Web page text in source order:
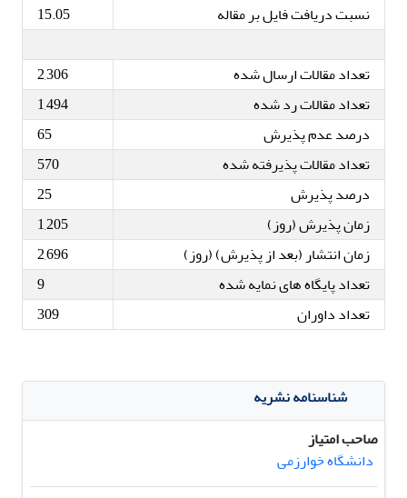
نسبت دریافت فایل بر مقاله
15.05
تعداد مقالات ارسال شده
2,306
تعداد مقالات رد شده
1,494
درصد عدم پذیرش
65
تعداد مقالات پذیرفته شده
570
درصد پذیرش
25
زمان پذیرش (روز)
1,205
زمان انتشار (بعد از پذیرش) (روز)
2,696
تعداد پایگاه های نمایه شده
9
تعداد داوران
309
شناسنامه نشریه
صاحب امتیاز
دانشگاه خوارزمی